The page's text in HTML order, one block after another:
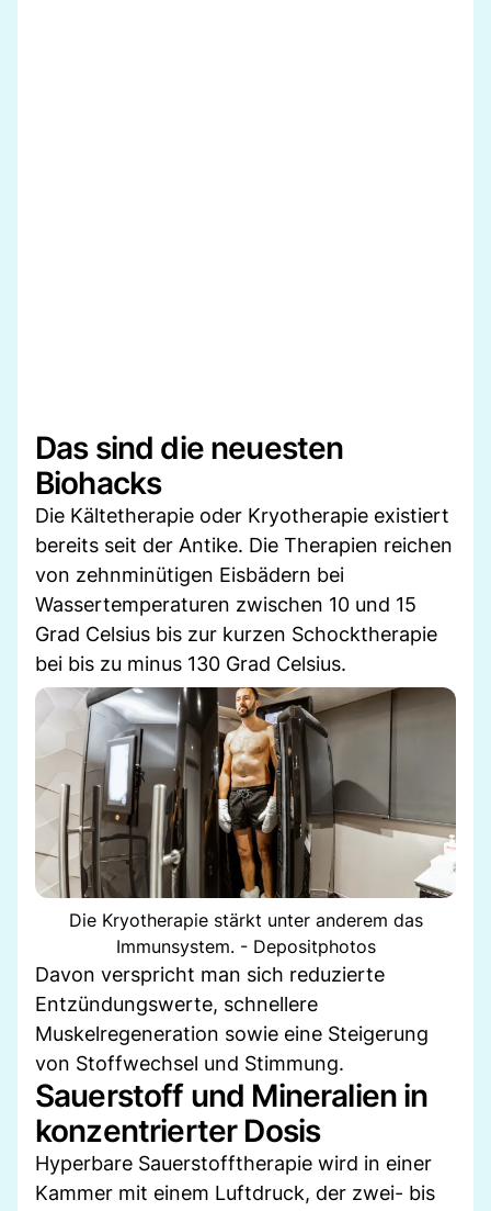
Das sind die neuesten
Biohacks
Die Kältetherapie oder Kryotherapie existiert
bereits seit der Antike. Die Therapien reichen
von zehnminütigen Eisbädern bei
Wassertemperaturen zwischen 10 und 15
Grad Celsius bis zur kurzen Schocktherapie
bei bis zu minus 130 Grad Celsius.
Die Kryotherapie stärkt unter anderem das
Immunsystem. - Depositphotos
Davon verspricht man sich reduzierte
Entzündungswerte, schnellere
Muskelregeneration sowie eine Steigerung
von Stoffwechsel und Stimmung.
Sauerstoff und Mineralien in
konzentrierter Dosis
Hyperbare Sauerstofftherapie wird in einer
Kammer mit einem Luftdruck, der zwei- bis